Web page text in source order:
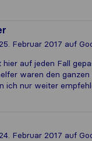
Februar 2017 auf
auf jeden Fall
waren den
ich nur weiter
Februar 2017 auf